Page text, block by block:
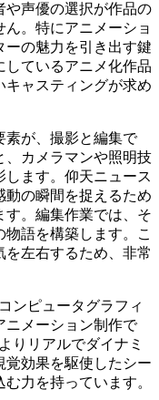
や声優の選択が作品の
。特にアニメーショ
ーの魅力を引き出す鍵
しているアニメ化作品
キャスティングが求め
素が、撮影と編集で
、カメラマンや照明技
ます。仰天ニュース
の瞬間を捉えるため
す。編集作業では、そ
語を構築します。こ
左右するため、非常
ンピュータグラフィ
ニメーション制作で
りリアルでダイナミ
覚効果を駆使したシー
力を持っています。